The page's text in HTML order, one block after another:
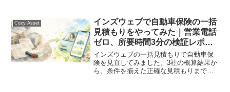
Cozy Asset
インズウェブで自動車保険の一括
見積もりをやってみた｜営業電話
ゼロ、所要時間3分の検証レポー
ト
インズウェブの一括見積もりで自動車保
険を見直してみました。3社の概算結果か
ら、条件を揃えた正確な見積もりまで、